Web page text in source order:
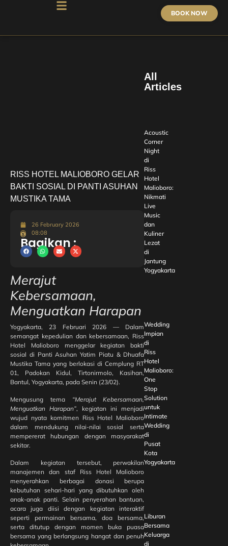
BOOK NOW
RISS HOTEL MALIOBORO GELAR
BAKTI SOSIAL DI PANTI ASUHAN
MUSTIKA TAMA
26 February 2026
08:08
Bagikan :
Merajut
Kebersamaan,
Menguatkan Harapan
Yogyakarta, 23 Februari 2026 — Dalam
semangat kepedulian dan kebersamaan, Riss
Hotel Malioboro menggelar kegiatan bakti
sosial di Panti Asuhan Yatim Piatu & Dhuafa
Mustika Tama yang berlokasi di Cemplung RT
01, Padokan Kidul, Tirtonirmolo, Kasihan,
Bantul, Yogyakarta, pada Senin (23/02).
Mengusung tema “Merajut Kebersamaan,
Menguatkan Harapan”, kegiatan ini menjadi
wujud nyata komitmen Riss Hotel Malioboro
dalam mendukung nilai-nilai sosial serta
mempererat hubungan dengan masyarakat
sekitar.
Dalam kegiatan tersebut, perwakilan
manajemen dan staf Riss Hotel Malioboro
menyerahkan berbagai donasi berupa
kebutuhan sehari-hari yang dibutuhkan oleh
anak-anak panti. Selain penyerahan bantuan,
acara juga diisi dengan kegiatan interaktif
seperti permainan bersama, doa bersama,
serta ditutup dengan momen buka puasa
bersama yang berlangsung hangat dan penuh
All
Articles
Acoustic
Corner
Night
di
Riss
Hotel
Malioboro:
Nikmati
Live
Music
dan
Kuliner
Lezat
di
Jantung
Yogyakarta
Wedding
Impian
di
Riss
Hotel
Malioboro:
One
Stop
Solution
untuk
Intimate
Wedding
di
Pusat
Kota
Yogyakarta
Liburan
Bersama
Keluarga
di